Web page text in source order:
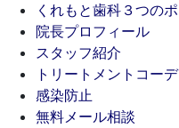
くれもと歯科３つの
院長プロフィール
スタッフ紹介
トリートメントコー
感染防止
無料メール相談